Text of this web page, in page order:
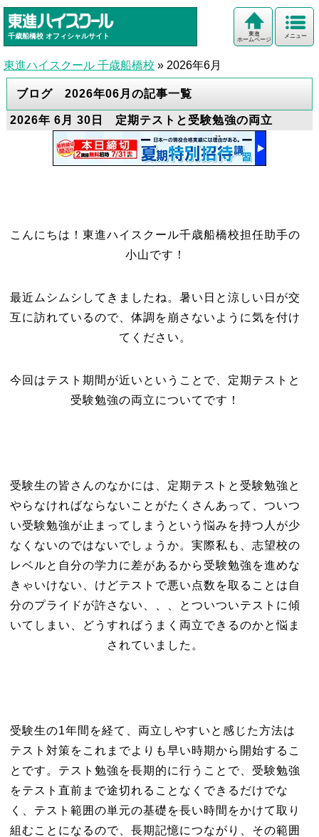
千歳船橋校 オフィシャルサイト メニュー
東進
ホームページ
東進ハイスクール 千歳船橋校 » 2026年6月
ブログ 2026年06月の記事一覧
2026年 6月 30日 定期テストと受験勉強の両立
こんにちは！東進ハイスクール千歳船橋校担任助手の
小山です！
最近ムシムシしてきましたね。暑い日と涼しい日が交
互に訪れているので、体調を崩さないように気を付け
てください。
今回はテスト期間が近いということで、定期テストと
受験勉強の両立についてです！
受験生の皆さんのなかには、定期テストと受験勉強と
やらなければならないことがたくさんあって、ついつ
い受験勉強が止まってしまうという悩みを持つ人が少
なくないのではないでしょうか。実際私も、志望校の
レベルと自分の学力に差があるから受験勉強を進めな
きゃいけない、けどテストで悪い点数を取ることは自
分のプライドが許さない、、、とついついテストに傾
いてしまい、どうすればうまく両立できるのかと悩ま
されていました。
受験生の1年間を経て、両立しやすいと感じた方法は
テスト対策をこれまでよりも早い時期から開始するこ
とです。テスト勉強を長期的に行うことで、受験勉強
をテスト直前まで途切れることなくできるだけでな
く、テスト範囲の単元の基礎を長い時間をかけて取り
組むことになるので、長期記憶につながり、その範囲